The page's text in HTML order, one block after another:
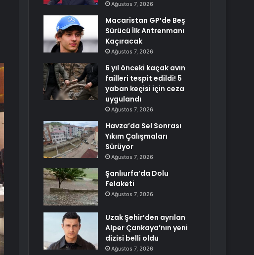
Ağustos 7, 2026
Macaristan GP’de Beş
Sürücü İlk Antrenmanı
Kaçıracak
Ağustos 7, 2026
6 yıl önceki kaçak avın
failleri tespit edildi! 5
yaban keçisi için ceza
uygulandı
Ağustos 7, 2026
Havza’da Sel Sonrası
Yıkım Çalışmaları
Sürüyor
Ağustos 7, 2026
Şanlıurfa’da Dolu
Felaketi
Ağustos 7, 2026
Uzak Şehir’den ayrılan
Alper Çankaya’nın yeni
dizisi belli oldu
Ağustos 7, 2026